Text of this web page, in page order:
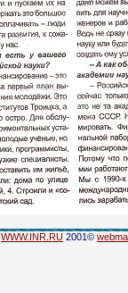
WWW.INR.RU 2001©